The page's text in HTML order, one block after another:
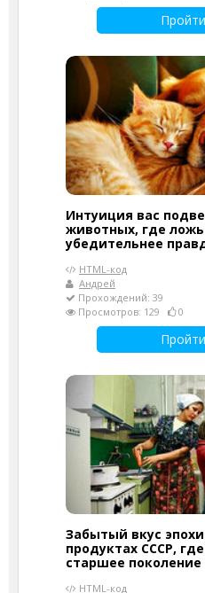
Интуиция вас
животных, где ложь
убедительнее
HTML-код
Андрей
Прохождений: 39
Просмотров: 129
0
Забытый вкус
продуктах СССР,
старшее поколение
HTML-код